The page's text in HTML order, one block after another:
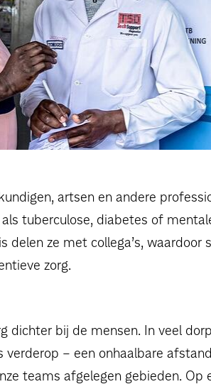
artsen en andere
tuberculose, diabetes of
delen ze met collega’s, waardoor
zorg.
dichter bij de mensen. In veel
– een onhaalbare
teams afgelegen gebieden. Op